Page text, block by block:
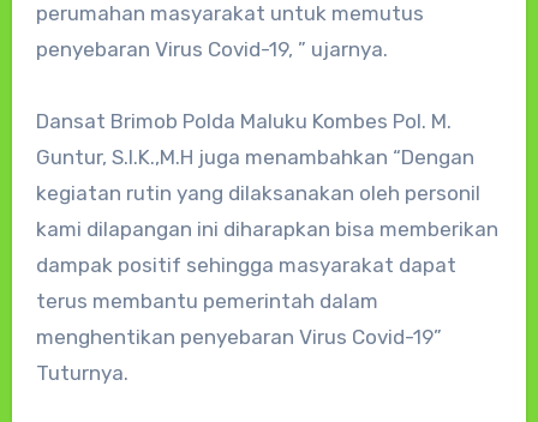
perumahan masyarakat untuk memutus
penyebaran Virus Covid-19, ” ujarnya.
Dansat Brimob Polda Maluku Kombes Pol. M.
Guntur, S.I.K.,M.H juga menambahkan “Dengan
kegiatan rutin yang dilaksanakan oleh personil
kami dilapangan ini diharapkan bisa memberikan
dampak positif sehingga masyarakat dapat
terus membantu pemerintah dalam
menghentikan penyebaran Virus Covid-19”
Tuturnya.